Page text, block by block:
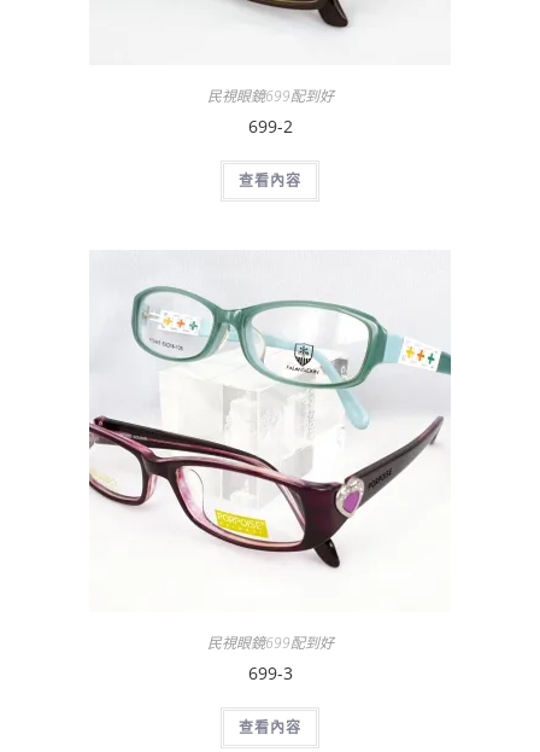
民視眼鏡699配到好
699-2
查看內容
民視眼鏡699配到好
699-3
查看內容